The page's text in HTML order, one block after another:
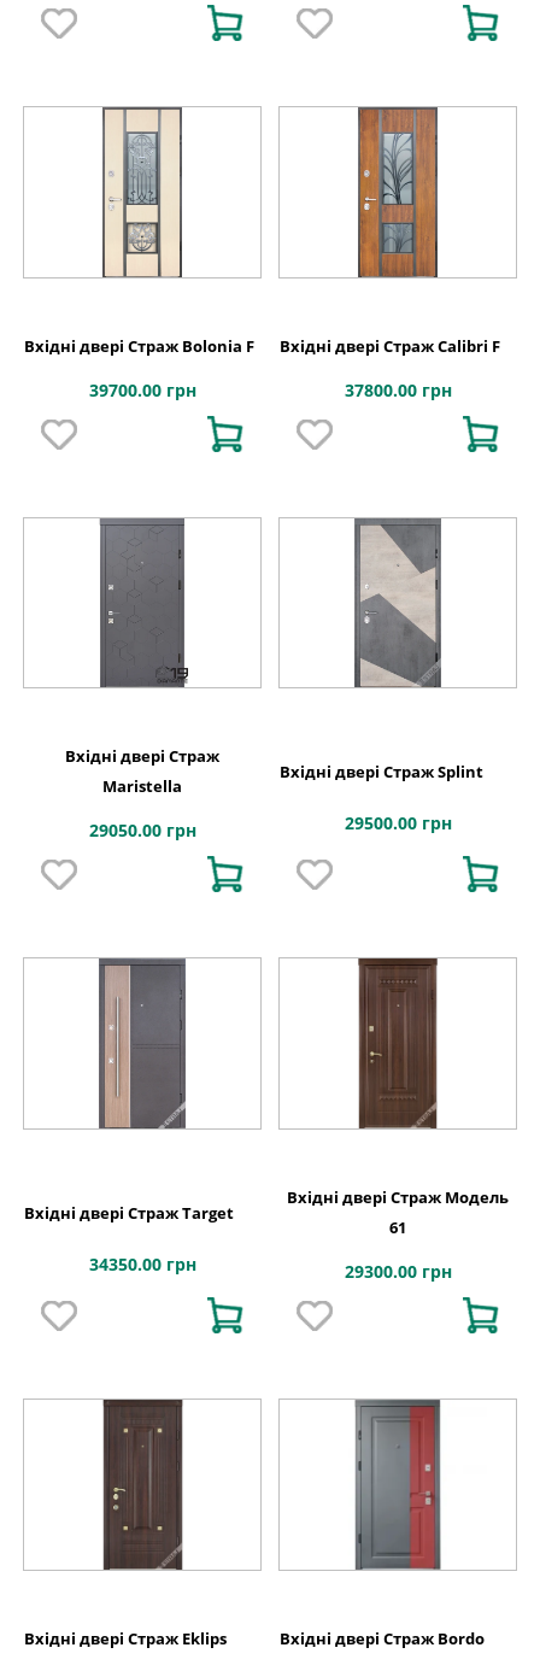
Вхідні двері Страж Bolonia F
39700.00 грн
Вхідні двері Страж Calibri F
37800.00 грн
Вхідні двері Страж
Maristella
29050.00 грн
Вхідні двері Страж Splint
29500.00 грн
Вхідні двері Страж Target
34350.00 грн
Вхідні двері Страж Модель
61
29300.00 грн
Вхідні двері Страж Eklips Вхідні двері Страж Bordo